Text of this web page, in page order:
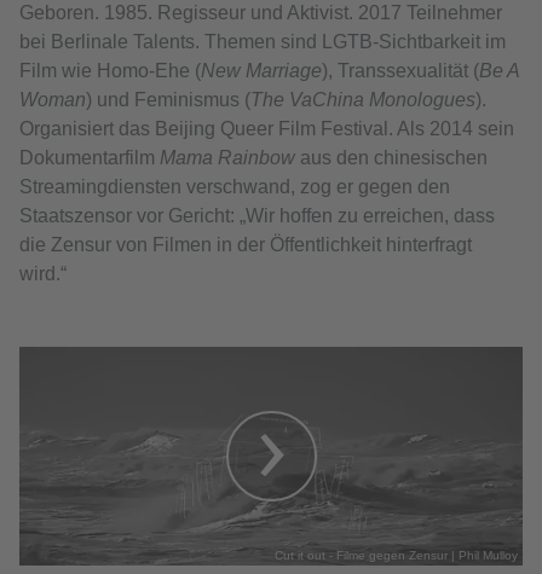
Geboren. 1985. Regisseur und Aktivist. 2017 Teilnehmer
bei Berlinale Talents. Themen sind LGTB-Sichtbarkeit im
Film wie Homo-Ehe (New Marriage), Transsexualität (Be A
Woman) und Feminismus (The VaChina Monologues).
Organisiert das Beijing Queer Film Festival. Als 2014 sein
Dokumentarfilm Mama Rainbow aus den chinesischen
Streamingdiensten verschwand, zog er gegen den
Staatszensor vor Gericht: „Wir hoffen zu erreichen, dass
die Zensur von Filmen in der Öffentlichkeit hinterfragt
wird.“
Cut it out - Filme gegen Zensur | Phil Mulloy